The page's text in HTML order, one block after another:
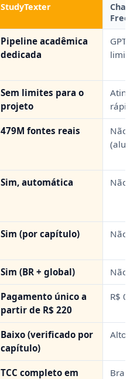
StudyTexter
Free
Pipeline acadêmica
dedicada
GPT-5
Sem limites para o
projeto
Atinge
rápido
479M fontes reais
Não
Sim, automática Não
Sim (por capítulo) Não
Sim (BR + global) Não
Pagamento único a
partir de R$ 220
R$ 0
Baixo (verificado por
capítulo)
Alto
TCC completo em